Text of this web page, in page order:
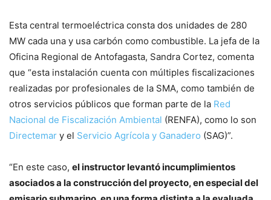
Esta central termoeléctrica consta dos unidades de 280
MW cada una y usa carbón como combustible. La jefa de la
Oficina Regional de Antofagasta, Sandra Cortez, comenta
que “esta instalación cuenta con múltiples fiscalizaciones
realizadas por profesionales de la SMA, como también de
otros servicios públicos que forman parte de la Red
Nacional de Fiscalización Ambiental (RENFA), como lo son
Directemar y el Servicio Agrícola y Ganadero (SAG)”.
“En este caso, el instructor levantó incumplimientos
asociados a la construcción del proyecto, en especial del